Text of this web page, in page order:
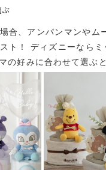
合、アンパンマンやム
ト！ ディズニーなら
の好みに合わせて選ぶ